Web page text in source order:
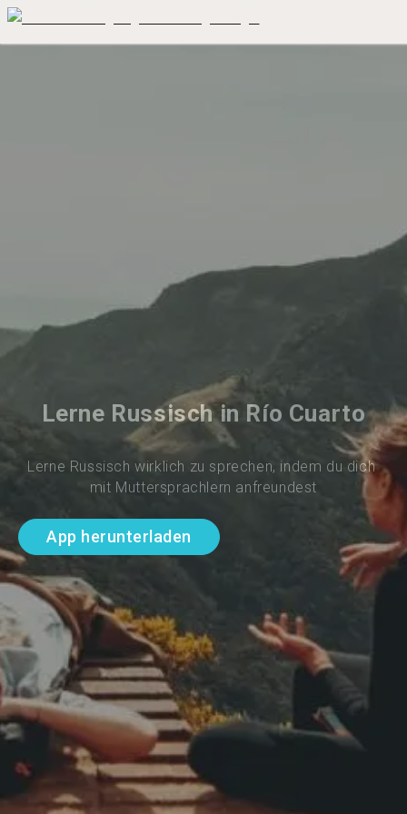
Lerne Russisch in Río Cuarto
Lerne Russisch wirklich zu sprechen, indem du dich
mit Muttersprachlern anfreundest
App herunterladen